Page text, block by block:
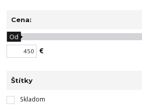
Cena:
€
Od
Štítky
Skladom